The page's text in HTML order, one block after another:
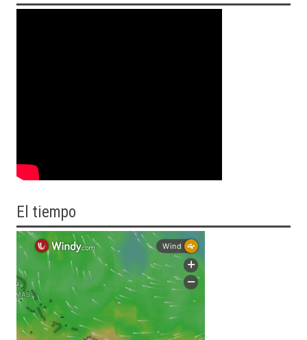
El tiempo